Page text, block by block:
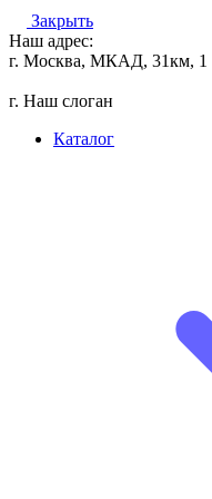
Закрыть
Наш адрес:
г. Москва, МКАД, 31км, 1
г. Наш слоган
Каталог